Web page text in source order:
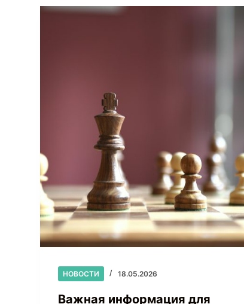
НОВОСТИ 18.05.2026
Важная информация для